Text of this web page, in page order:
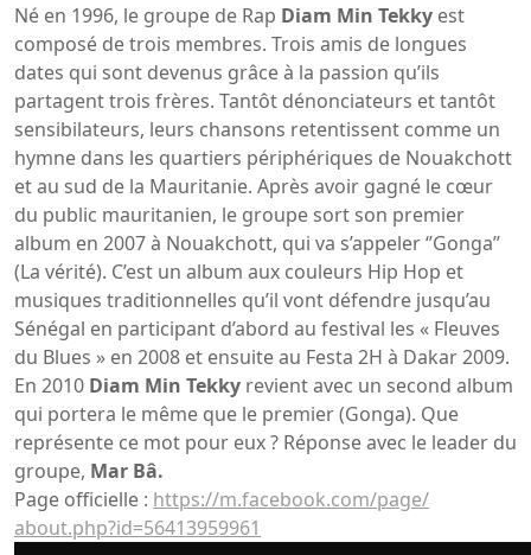
Né en 1996, le groupe de Rap Diam Min Tekky est
composé de trois membres. Trois amis de longues
dates qui sont devenus grâce à la passion qu’ils
partagent trois frères. Tantôt dénonciateurs et tantôt
sensibilateurs, leurs chansons retentissent comme un
hymne dans les quartiers périphériques de Nouakchott
et au sud de la Mauritanie. Après avoir gagné le cœur
du public mauritanien, le groupe sort son premier
album en 2007 à Nouakchott, qui va s’appeler ‘’Gonga’’
(La vérité). C’est un album aux couleurs Hip Hop et
musiques traditionnelles qu’il vont défendre jusqu’au
Sénégal en participant d’abord au festival les « Fleuves
du Blues » en 2008 et ensuite au Festa 2H à Dakar 2009.
En 2010 Diam Min Tekky revient avec un second album
qui portera le même que le premier (Gonga). Que
représente ce mot pour eux ? Réponse avec le leader du
groupe, Mar Bâ.
Page officielle : https://m.facebook.com/page/
about.php?id=56413959961